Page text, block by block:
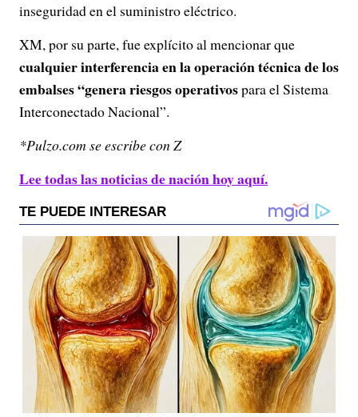
inseguridad en el suministro eléctrico.
XM, por su parte, fue explícito al mencionar que
cualquier interferencia en la operación técnica de los
embalses “genera riesgos operativospara el Sistema
Interconectado Nacional”.
*Pulzo.com se escribe con Z
Lee todas las noticias de nación hoy aquí.